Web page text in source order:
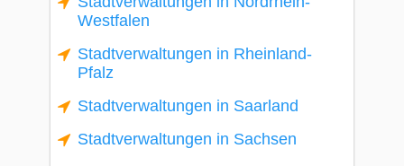
Westfalen
Stadtverwaltungen in Rheinland-
Pfalz
Stadtverwaltungen in Saarland
Stadtverwaltungen in Sachsen